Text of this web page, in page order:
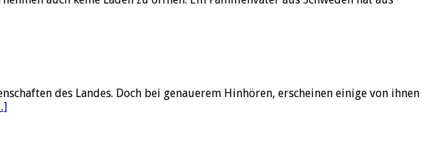
des Landes. Doch bei genauerem Hinhören, erscheinen einige von ihnen